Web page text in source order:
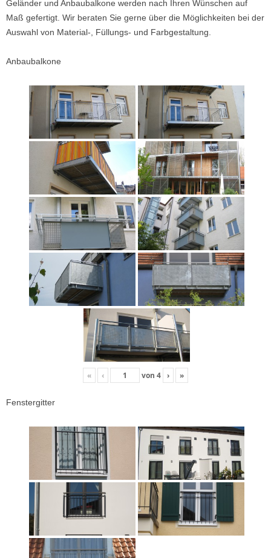
Geländer und Anbaubalkone werden nach Ihren Wünschen auf
Maß gefertigt. Wir beraten Sie gerne über die Möglichkeiten bei der
Auswahl von Material-, Füllungs- und Farbgestaltung.
Anbaubalkone
« ‹ von 4 › »
Fenstergitter